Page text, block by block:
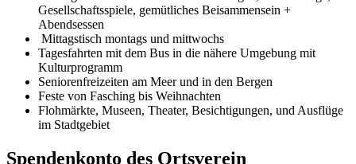
Gesellschaftsspiele, gemütliches Beisammensein +
Abendsessen
Mittagstisch montags und mittwochs
Tagesfahrten mit dem Bus in die nähere Umgebung mit
Kulturprogramm
Seniorenfreizeiten am Meer und in den Bergen
Feste von Fasching bis Weihnachten
Flohmärkte, Museen, Theater, Besichtigungen, und Ausflüge
im Stadtgebiet
Spendenkonto des Ortsverein